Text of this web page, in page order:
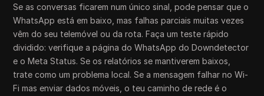
Se as conversas ficarem num único sinal, pode pensar que o
WhatsApp está em baixo, mas falhas parciais muitas vezes
vêm do seu telemóvel ou da rota. Faça um teste rápido
dividido: verifique a página do WhatsApp do Downdetector
e o Meta Status. Se os relatórios se mantiverem baixos,
trate como um problema local. Se a mensagem falhar no Wi-
Fi mas enviar dados móveis, o teu caminho de rede é o